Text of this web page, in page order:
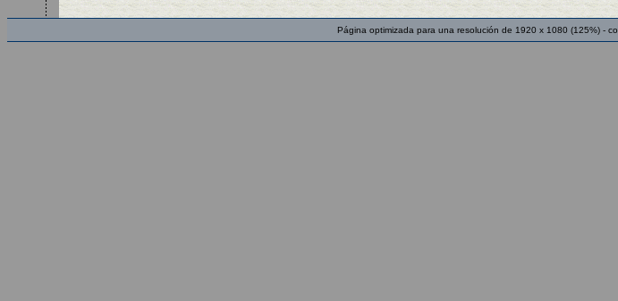
Página optimizada para una resolución de 1920 x 1080 (125%) -